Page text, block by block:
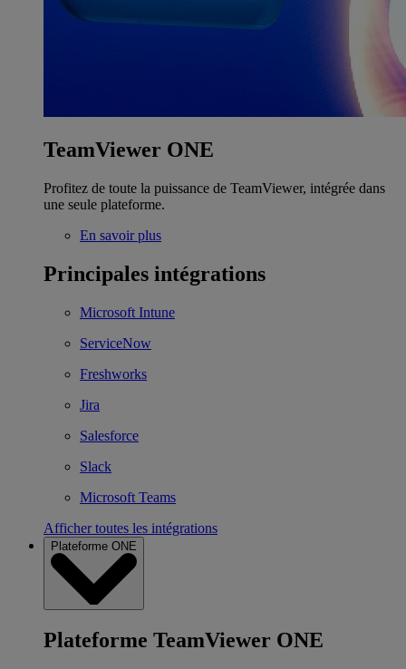
TeamViewer ONE
Profitez de toute la puissance de TeamViewer, intégrée dans
une seule plateforme.
En savoir plus
Principales intégrations
Microsoft Intune
ServiceNow
Freshworks
Jira
Salesforce
Slack
Microsoft Teams
Afficher toutes les intégrations
Plateforme ONE
Plateforme TeamViewer ONE